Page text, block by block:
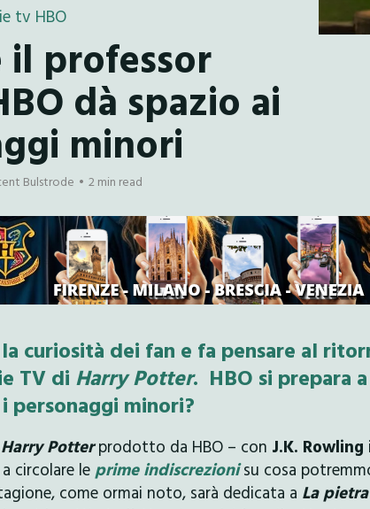
tv HBO
il professor
dà spazio ai
minori
Bulstrode 2 min read
curiosità dei fan e fa pensare al
TV di Harry Potter. HBO si prepara a
personaggi minori?
Harry Potterprodotto da HBO – con J.K. Rowling
circolare le prime indiscrezionisu cosa
come ormai noto, sarà dedicata a La pietra